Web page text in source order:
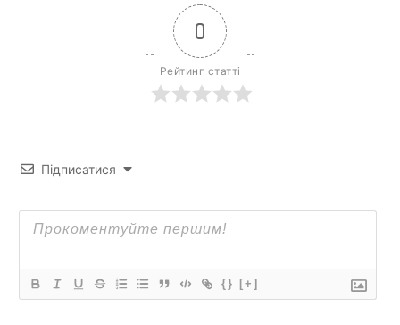
0
Рейтинг статті
Підписатися
{} [+]